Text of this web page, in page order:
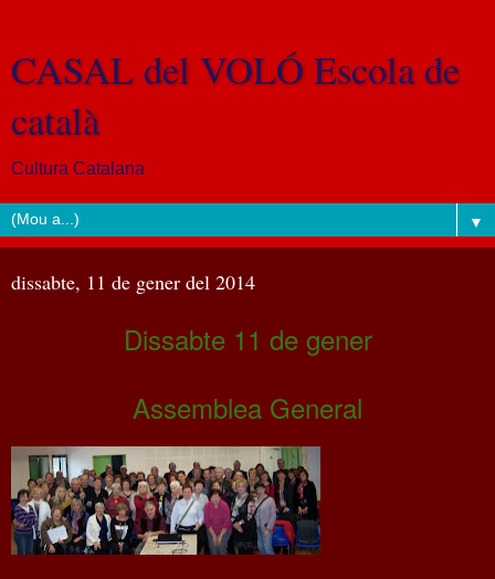
CASAL del VOLÓ Escola de
català
Cultura Catalana
▼
dissabte, 11 de gener del 2014
Dissabte 11 de gener
Assemblea General